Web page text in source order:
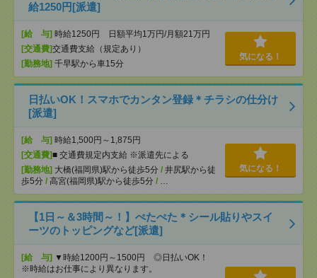
給1250円[派遣]
[給 与] 時給1250円 日額平均1万円/月額21万円
[交通費]交通費支給（規定あり）
[勤務地] 千早駅から車15分
気になる！
日払いOK！スマホでカンタン登録＊チラシの仕分け
[派遣]
[給 与] 時給1,500円～1,875円
[交通費]■ 交通費規定内支給 ※派遣先による
[勤務地] 大橋(福岡県)駅から徒歩5分 / 井尻駅から徒
歩5分 / 高宮(福岡県)駅から徒歩5分 / …
気になる！
【1日～＆3時間～！】ぺたぺた＊シール貼りやスイ
ーツのトッピングなど[派遣]
[給 与] ▼時給1200円～1500円 ◎日払いOK！
※時給はお仕事により異なります。